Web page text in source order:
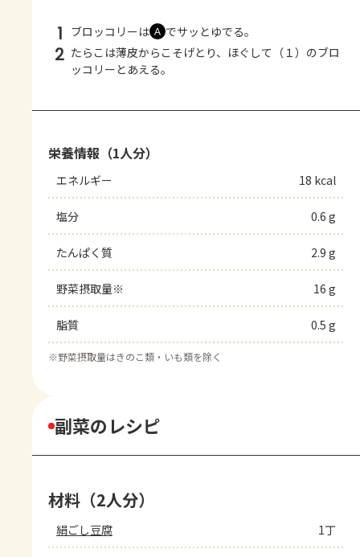
1 ブロッコリーは Ａ でサッとゆでる。
2 たらこは薄皮からこそげとり、ほぐして（１）のブロ
ッコリーとあえる。
栄養情報（1人分）
エネルギー 18 kcal
塩分 0.6 g
たんぱく質 2.9 g
野菜摂取量※ 16 g
脂質 0.5 g
※野菜摂取量はきのこ類・いも類を除く
副菜のレシピ
材料（2人分）
絹ごし豆腐 1丁